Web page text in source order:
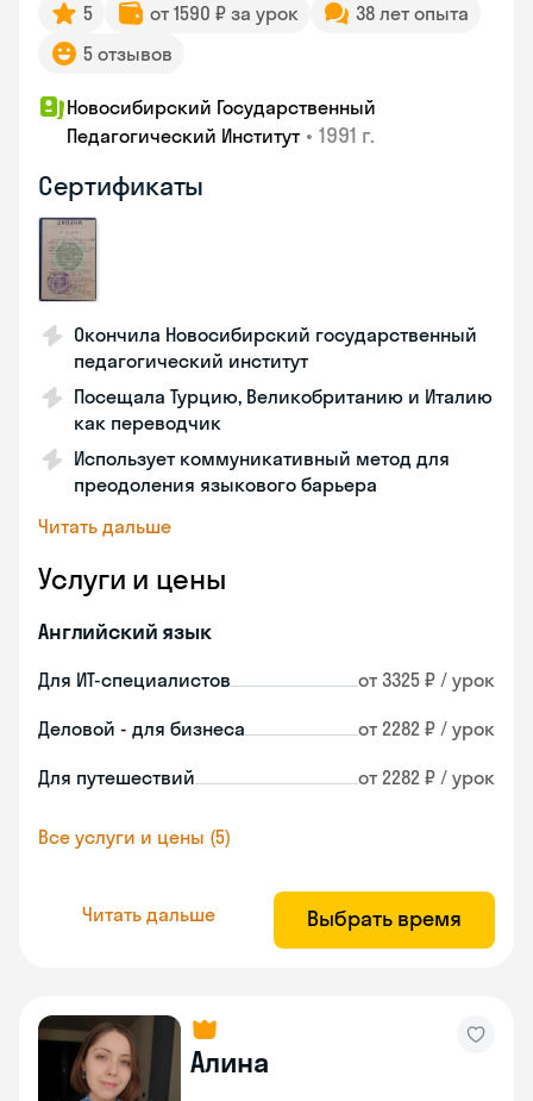
5 от 1590 ₽ за урок
38 лет опыта
5 отзывов
Новосибирский Государственный
Педагогический Институт • 1991 г.
Сертификаты
Окончила Новосибирский государственный
педагогический институт
Посещала Турцию, Великобританию и Италию
как переводчик
Использует коммуникативный метод для
преодоления языкового барьера
Читать дальше
Услуги и цены
Английский язык
Для ИТ-специалистов от 3325 ₽ / урок
Деловой - для бизнеса от 2282 ₽ / урок
Для путешествий от 2282 ₽ / урок
Все услуги и цены (5)
Читать дальше Выбрать время
Алина